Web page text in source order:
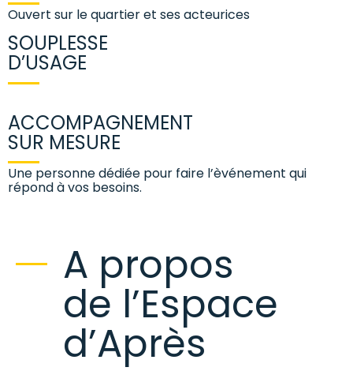
Ouvert sur le quartier et ses acteurices
SOUPLESSE
D’USAGE
ACCOMPAGNEMENT
SUR MESURE
Une personne dédiée pour faire l’èvénement qui
répond à vos besoins.
A propos
de l’Espace
d’Après